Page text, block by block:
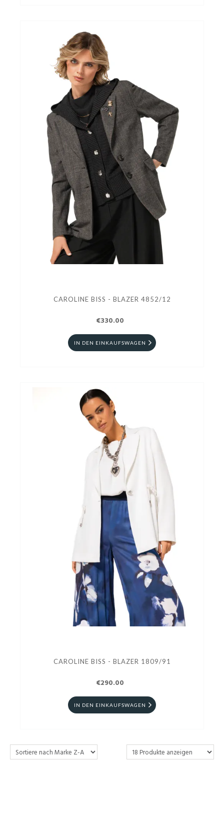
CAROLINE BISS - BLAZER 4852/12
€330.00
IN DEN EINKAUFSWAGEN
CAROLINE BISS - BLAZER 1809/91
€290.00
IN DEN EINKAUFSWAGEN